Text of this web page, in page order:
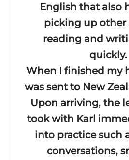
English that also
picking up other
reading and
quickly.
When I finished my
was sent to New
Upon arriving, the
took with Karl
into practice such
conversations,